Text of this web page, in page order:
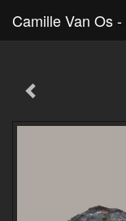
Camille Van Os